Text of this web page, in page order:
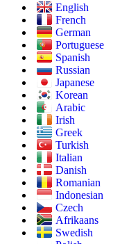
English
French
German
Portuguese
Spanish
Russian
Japanese
Korean
Arabic
Irish
Greek
Turkish
Italian
Danish
Romanian
Indonesian
Czech
Afrikaans
Swedish